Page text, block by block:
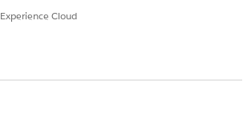
是 否
Experience Cloud